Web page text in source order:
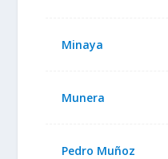
Minaya
Munera
Pedro Muñoz